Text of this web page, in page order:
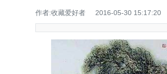
作者:收藏爱好者 2016-05-30 15:17:20